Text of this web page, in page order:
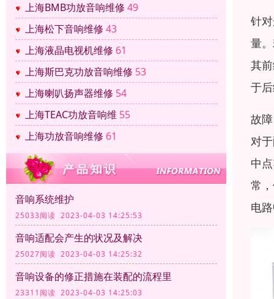
上海BMB功放音响维修 49
上海松下音响维修 43
上海液晶电视机维修 61
上海斯巴克功放音响维修 53
上海喇叭扬声器维修 54
上海TEAC功放音响维 55
上海功放音响维修 61
音响系统维护
25033阅读 2023-04-03 14:25:53
音响适配会产生的状况及解决
25027阅读 2023-04-03 14:25:32
音响设备的修正措施在装配的流程里
23311阅读 2023-04-03 14:25:03
针
量
其
于
故
对
中
常
电